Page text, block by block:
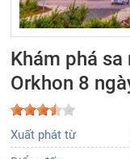
Khám phá
Orkhon 8
Xuất phát từ